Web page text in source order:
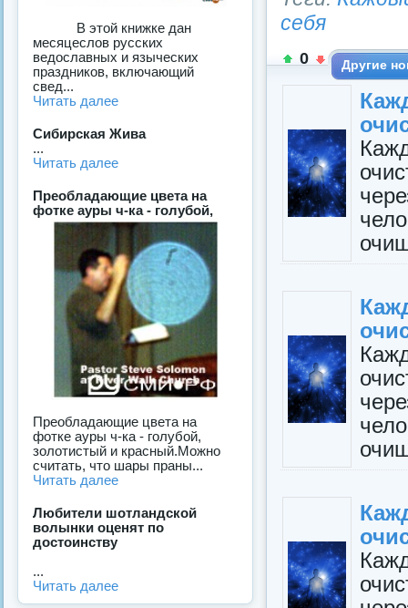
себя
0 Другие
В этой книжке дан
месяцеслов русских
ведославных и языческих
праздников, включающий
свед...
Читать далее
Сибирская Жива
­...
Читать далее
Преобладающие цвета на
фотке ауры ч-ка - голубой,
Преобладающие цвета на
фотке ауры ч-ка - голубой,
золотистый и красный.Можно
считать, что шары праны...
Читать далее
Любители шотландской
волынки оценят по
достоинству
...
Читать далее